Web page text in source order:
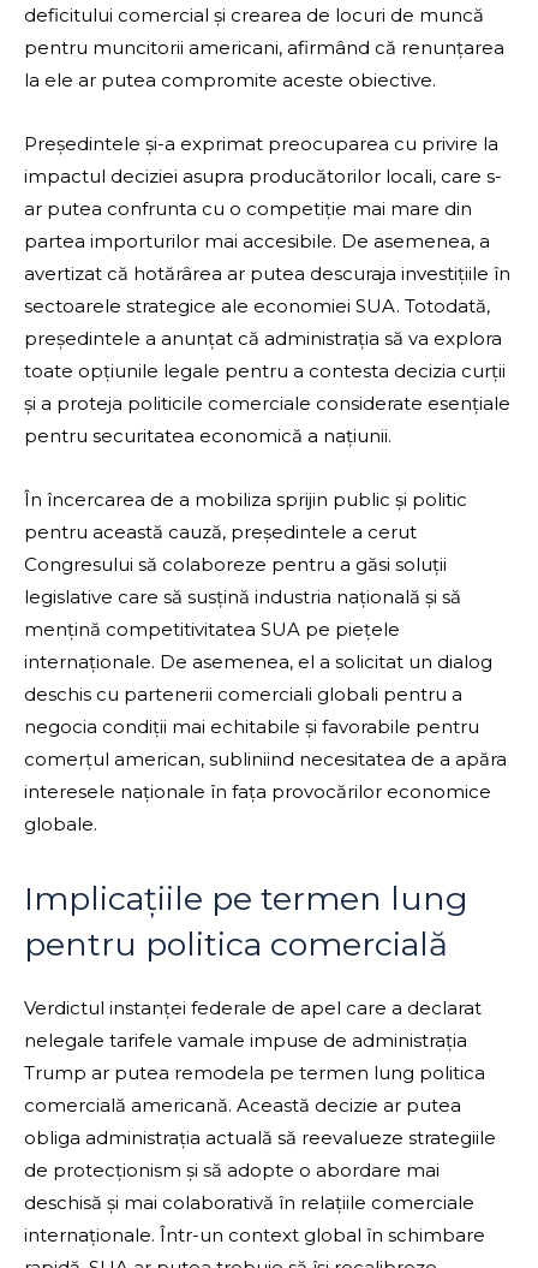
deficitului comercial și crearea de locuri de muncă
pentru muncitorii americani, afirmând că renunțarea
la ele ar putea compromite aceste obiective.
Președintele și-a exprimat preocuparea cu privire la
impactul deciziei asupra producătorilor locali, care s-
ar putea confrunta cu o competiție mai mare din
partea importurilor mai accesibile. De asemenea, a
avertizat că hotărârea ar putea descuraja investițiile în
sectoarele strategice ale economiei SUA. Totodată,
președintele a anunțat că administrația să va explora
toate opțiunile legale pentru a contesta decizia curții
și a proteja politicile comerciale considerate esențiale
pentru securitatea economică a națiunii.
În încercarea de a mobiliza sprijin public și politic
pentru această cauză, președintele a cerut
Congresului să colaboreze pentru a găsi soluții
legislative care să susțină industria națională și să
mențină competitivitatea SUA pe piețele
internaționale. De asemenea, el a solicitat un dialog
deschis cu partenerii comerciali globali pentru a
negocia condiții mai echitabile și favorabile pentru
comerțul american, subliniind necesitatea de a apăra
interesele naționale în fața provocărilor economice
globale.
Implicațiile pe termen lung
pentru politica comercială
Verdictul instanței federale de apel care a declarat
nelegale tarifele vamale impuse de administrația
Trump ar putea remodela pe termen lung politica
comercială americană. Această decizie ar putea
obliga administrația actuală să reevalueze strategiile
de protecționism și să adopte o abordare mai
deschisă și mai colaborativă în relațiile comerciale
internaționale. Într-un context global în schimbare